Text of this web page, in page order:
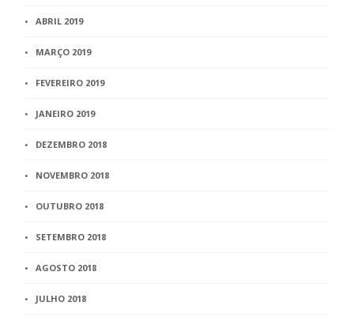
ABRIL 2019
MARÇO 2019
FEVEREIRO 2019
JANEIRO 2019
DEZEMBRO 2018
NOVEMBRO 2018
OUTUBRO 2018
SETEMBRO 2018
AGOSTO 2018
JULHO 2018